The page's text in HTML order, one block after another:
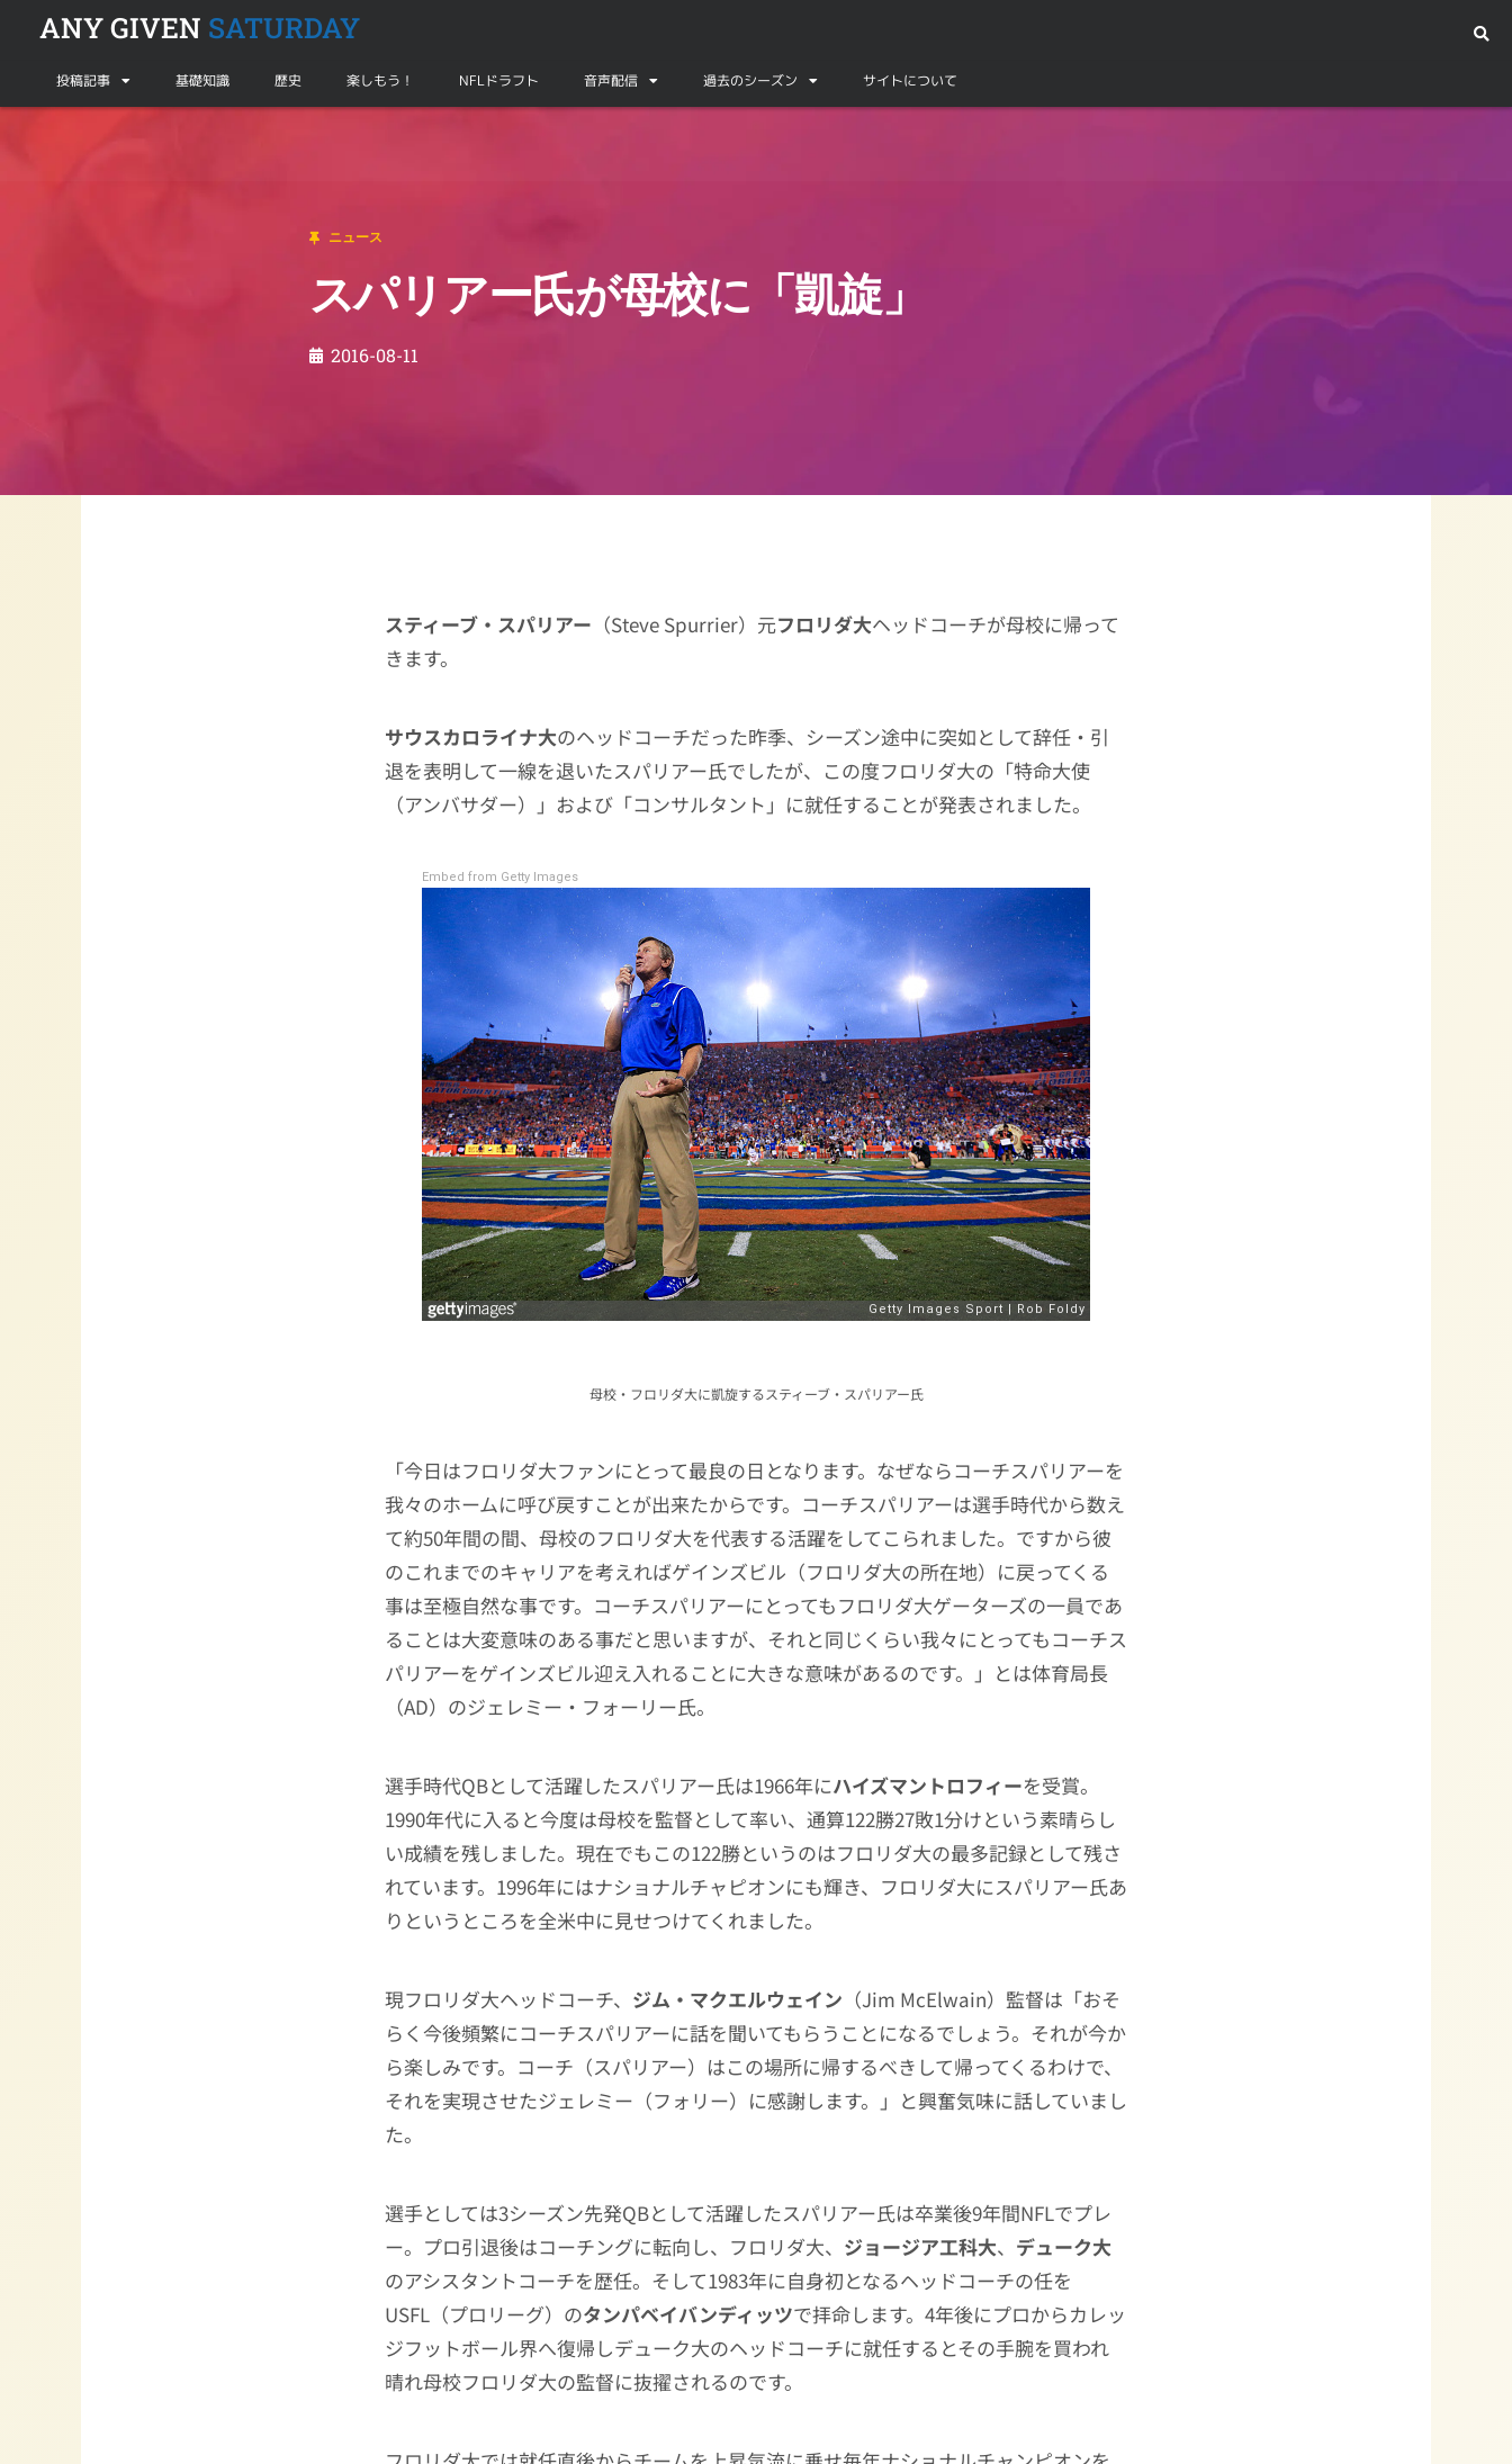
ANY GIVEN SATURDAY
投稿記事 基礎知識 歴史 楽しもう！ NFLドラフト 音声配信 過去のシーズン サイトについて
ニュース
スパリアー氏が母校に「凱旋」
2016-08-11
スティーブ・スパリアー （Steve Spurrier）元フロリダ大ヘッドコーチが母校に帰って
きます。
サウスカロライナ大のヘッドコーチだった昨季、シーズン途中に突如として辞任・引
退を表明して一線を退いたスパリアー氏でしたが、この度フロリダ大の「特命大使
（アンバサダー）」および「コンサルタント」に就任することが発表されました。
Embed from Getty Images
母校・フロリダ大に凱旋するスティーブ・スパリアー氏
「今日はフロリダ大ファンにとって最良の日となります。なぜならコーチスパリアーを
我々のホームに呼び戻すことが出来たからです。コーチスパリアーは選手時代から数え
て約50年間の間、母校のフロリダ大を代表する活躍をしてこられました。ですから彼
のこれまでのキャリアを考えればゲインズビル（フロリダ大の所在地）に戻ってくる
事は至極自然な事です。コーチスパリアーにとってもフロリダ大ゲーターズの一員であ
ることは大変意味のある事だと思いますが、それと同じくらい我々にとってもコーチス
パリアーをゲインズビル迎え入れることに大きな意味があるのです。」とは体育局長
（AD）のジェレミー・フォーリー氏。
選手時代QBとして活躍したスパリアー氏は1966年にハイズマントロフィーを受賞。
1990年代に入ると今度は母校を監督として率い、通算122勝27敗1分けという素晴らし
い成績を残しました。現在でもこの122勝というのはフロリダ大の最多記録として残さ
れています。1996年にはナショナルチャピオンにも輝き、フロリダ大にスパリアー氏あ
りというところを全米中に見せつけてくれました。
現フロリダ大ヘッドコーチ、 ジム・マクエルウェイン （Jim McElwain）監督は「おそ
らく今後頻繁にコーチスパリアーに話を聞いてもらうことになるでしょう。それが今か
ら楽しみです。コーチ（スパリアー）はこの場所に帰するべきして帰ってくるわけで、
それを実現させたジェレミー（フォリー）に感謝します。」と興奮気味に話していまし
た。
選手としては3シーズン先発QBとして活躍したスパリアー氏は卒業後9年間NFLでプレ
ー。プロ引退後はコーチングに転向し、フロリダ大、 ジョージア工科大、 デューク大
のアシスタントコーチを歴任。そして1983年に自身初となるヘッドコーチの任を
USFL（プロリーグ）のタンパベイバンディッツで拝命します。4年後にプロからカレッ
ジフットボール界へ復帰しデューク大のヘッドコーチに就任するとその手腕を買われ
晴れ母校フロリダ大の監督に抜擢されるのです。